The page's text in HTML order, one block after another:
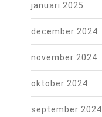
januari 2025
december 2024
november 2024
oktober 2024
september 2024